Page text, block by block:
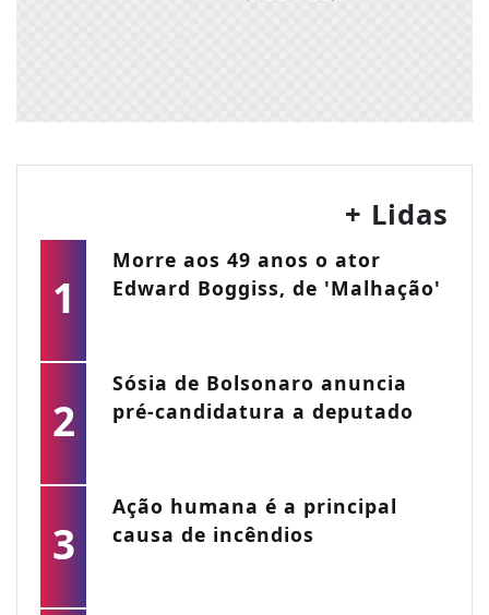
+ Lidas
1
Morre aos 49 anos o ator
Edward Boggiss, de 'Malhação'
2
Sósia de Bolsonaro anuncia
pré-candidatura a deputado
3
Ação humana é a principal
causa de incêndios